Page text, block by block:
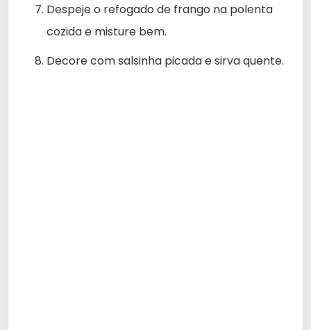
Despeje o refogado de frango na polenta
cozida e misture bem.
Decore com salsinha picada e sirva quente.